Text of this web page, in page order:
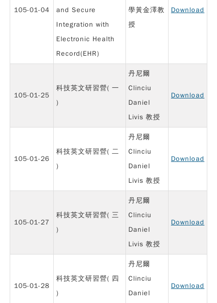
105-01-04
and Secure
Integration with
Electronic Health
Record(EHR)
學黃金澤教
授
Download
105-01-25
科技英文研習營( 一
)
丹尼爾
Clinciu
Daniel
Livis 教授
Download
105-01-26
科技英文研習營( 二
)
丹尼爾
Clinciu
Daniel
Livis 教授
Download
105-01-27
科技英文研習營( 三
)
丹尼爾
Clinciu
Daniel
Livis 教授
Download
105-01-28
科技英文研習營( 四
)
丹尼爾
Clinciu
Daniel
Download